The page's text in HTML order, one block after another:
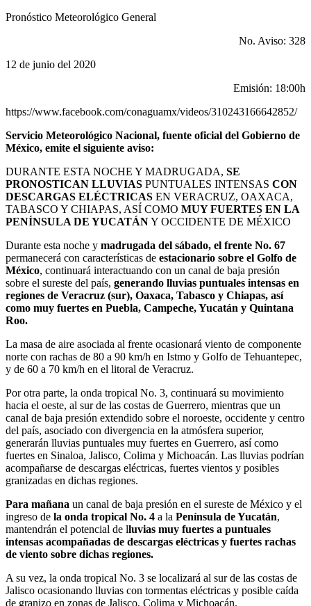
Pronóstico Meteorológico General
No. Aviso: 328
12 de junio del 2020
Emisión: 18:00h
https://www.facebook.com/conaguamx/videos/310243166642852/
Servicio Meteorológico Nacional, fuente oficial del Gobierno de
México, emite el siguiente aviso:
DURANTE ESTA NOCHE Y MADRUGADA, SE
PRONOSTICAN LLUVIAS PUNTUALES INTENSAS CON
DESCARGAS ELÉCTRICAS EN VERACRUZ, OAXACA,
TABASCO Y CHIAPAS, ASÍ COMO MUY FUERTES EN LA
PENÍNSULA DE YUCATÁNY OCCIDENTE DE MÉXICO
Durante esta noche y madrugada del sábado, el frente No. 67
permanecerá con características de estacionario sobre el Golfo de
México, continuará interactuando con un canal de baja presión
sobre el sureste del país, generando lluvias puntuales intensas en
regiones de Veracruz (sur), Oaxaca, Tabasco y Chiapas, así
como muy fuertes en Puebla, Campeche, Yucatán y Quintana
Roo.
La masa de aire asociada al frente ocasionará viento de componente
norte con rachas de 80 a 90 km/h en Istmo y Golfo de Tehuantepec,
y de 60 a 70 km/h en el litoral de Veracruz.
Por otra parte, la onda tropical No. 3, continuará su movimiento
hacia el oeste, al sur de las costas de Guerrero, mientras que un
canal de baja presión extendido sobre el noroeste, occidente y centro
del país, asociado con divergencia en la atmósfera superior,
generarán lluvias puntuales muy fuertes en Guerrero, así como
fuertes en Sinaloa, Jalisco, Colima y Michoacán. Las lluvias podrían
acompañarse de descargas eléctricas, fuertes vientos y posibles
granizadas en dichas regiones.
Para mañana un canal de baja presión en el sureste de México y el
ingreso de la onda tropical No. 4 a la Península de Yucatán,
mantendrán el potencial de lluvias muy fuertes a puntuales
intensas acompañadas de descargas eléctricas y fuertes rachas
de viento sobre dichas regiones.
A su vez, la onda tropical No. 3 se localizará al sur de las costas de
Jalisco ocasionando lluvias con tormentas eléctricas y posible caída
de granizo en zonas de Jalisco, Colima y Michoacán.